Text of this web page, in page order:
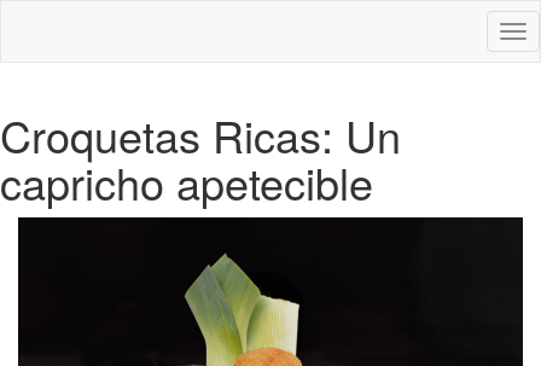
Croquetas Ricas: Un
capricho apetecible